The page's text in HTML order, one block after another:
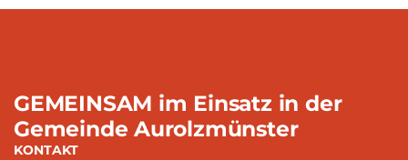
GEMEINSAM im Einsatz in der
Gemeinde Aurolzmünster
KONTAKT